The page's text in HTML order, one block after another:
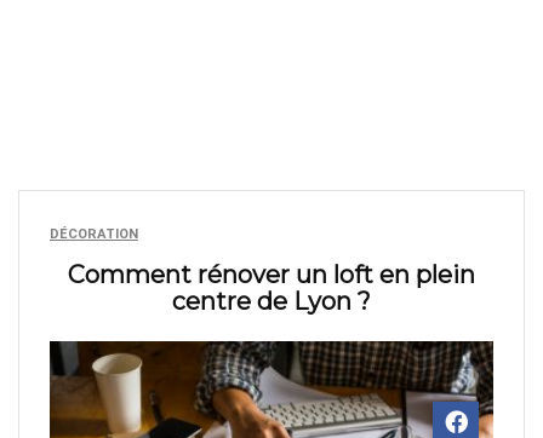
DÉCORATION
Comment rénover un loft en plein
centre de Lyon ?